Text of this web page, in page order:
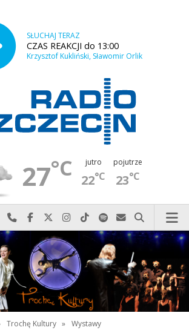
SŁUCHAJ TERAZ
CZAS REAKCJI do 13:00
Krzysztof Kukliński, Sławomir Orlik
27°C jutro
22°C
pojutrze
23°C
Najlepiej po prostu do nas zadzwoń
Odwiedź nas na Facebook-u
Odwiedź nas na X
Odwiedź nas na Instagram-ie
Odwiedź nas na TikTok-u
Szukaj nas na Spotify
Wyślij do nas
Szukaj
Trochę Kultury » Wystawy